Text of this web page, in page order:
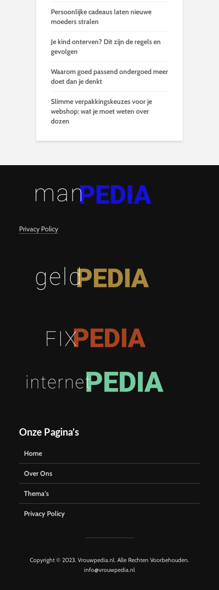
Persoonlijke cadeaus laten nieuwe
moeders stralen
Je kind onterven? Dit zijn de regels en
gevolgen
Waarom goed passend ondergoed meer
doet dan je denkt
Slimme verpakkingskeuzes voor je
webshop: wat je moet weten over
dozen
Privacy Policy
Onze Pagina’s
Home
Over Ons
Thema’s
Privacy Policy
Copyright © 2023. Vrouwpedia.nl. Alle Rechten Voorbehouden.
info@vrouwpedia.nl